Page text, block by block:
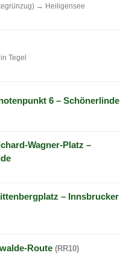
→ Heiligensee
in Tegel
6 – Schönerlinde
Wagner-Platz –
– Innsbrucker
Route (RR10)